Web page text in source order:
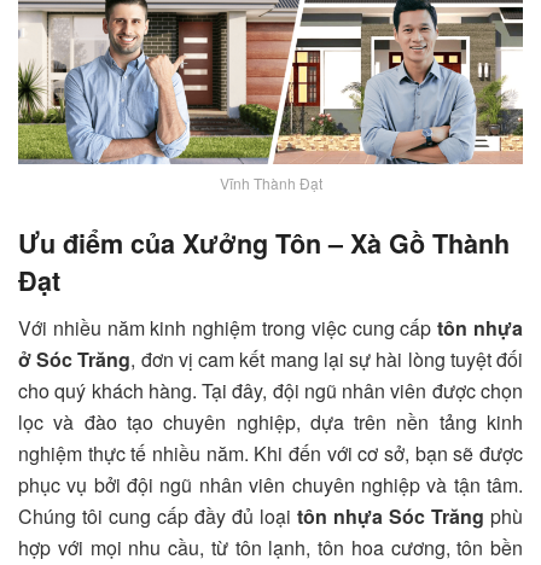
Vĩnh Thành Đạt
Ưu điểm của Xưởng Tôn – Xà Gồ Thành
Đạt
Với nhiều năm kinh nghiệm trong việc cung cấptôn nhựa
ở Sóc Trăng, đơn vị cam kết mang lại sự hài lòng tuyệt đối
cho quý khách hàng. Tại đây, đội ngũ nhân viên được chọn
lọc và đào tạo chuyên nghiệp, dựa trên nền tảng kinh
nghiệm thực tế nhiều năm. Khi đến với cơ sở, bạn sẽ được
phục vụ bởi đội ngũ nhân viên chuyên nghiệp và tận tâm.
Chúng tôi cung cấp đầy đủ loại tôn nhựa Sóc Trăng phù
hợp với mọi nhu cầu, từ tôn lạnh, tôn hoa cương, tôn bền